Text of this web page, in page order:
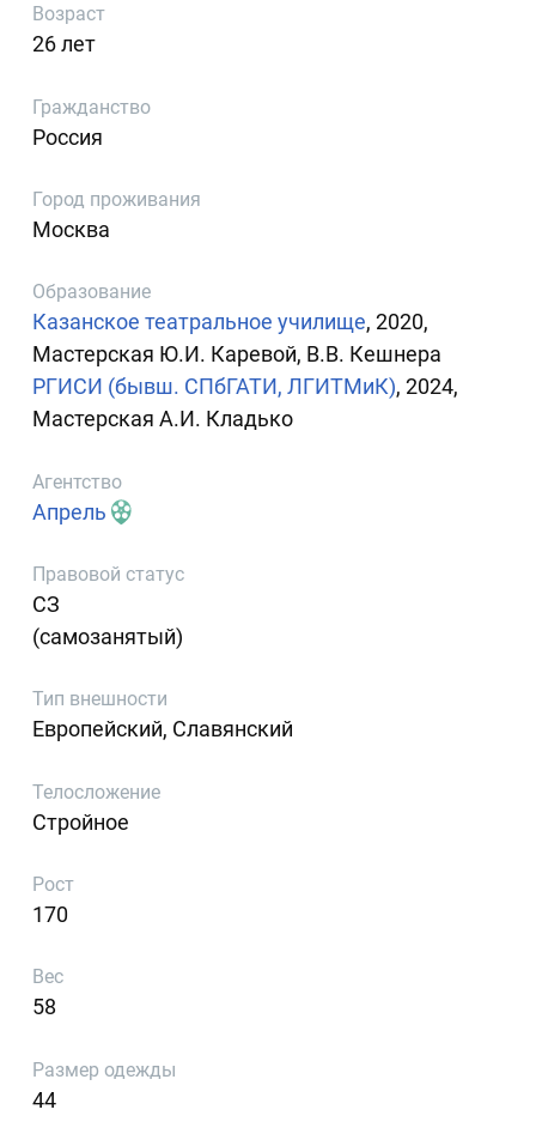
Возраст
26 лет
Гражданство
Россия
Город проживания
Москва
Образование
Казанское театральное училище, 2020,
Мастерская Ю.И. Каревой, В.В. Кешнера
РГИСИ (бывш. СПбГАТИ, ЛГИТМиК), 2024,
Мастерская А.И. Кладько
Агентство
Апрель
Правовой статус
СЗ
(самозанятый)
Тип внешности
Европейский, Славянский
Телосложение
Стройное
Рост
170
Вес
58
Размер одежды
44